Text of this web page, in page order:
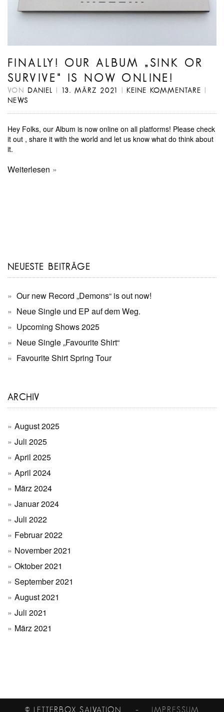
FINALLY! OUR ALBUM „SINK OR
SURVIVE“ IS NOW ONLINE!
VON DANIEL 13. MÄRZ 2021 KEINE KOMMENTARE
NEWS
Hey Folks, our Album is now online on all platforms! Please check
it out , share it with the world and let us know what do think about
it.
Weiterlesen
NEUESTE BEITRÄGE
Our new Record „Demons“ is out now!
Neue Single und EP auf dem Weg.
Upcoming Shows 2025
Neue Single „Favourite Shirt“
Favourite Shirt Spring Tour
ARCHIV
August 2025
Juli 2025
April 2025
April 2024
März 2024
Januar 2024
Juli 2022
Februar 2022
November 2021
Oktober 2021
September 2021
August 2021
Juli 2021
März 2021
© LETTERBOX SALVATION – IMPRESSUM